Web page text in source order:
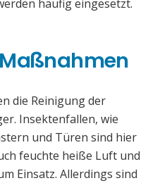
häufig eingesetzt.
die Reinigung der
Insektenfallen, wie
und Türen sind hier
feuchte heiße Luft und
Einsatz. Allerdings sind